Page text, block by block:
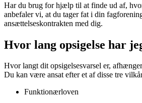
Har du brug for hjælp til at finde ud af,
anbefaler vi, at du tager fat i din
ansættelseskontrakten med dig.
Hvor lang opsigelse har
Hvor langt dit opsigelsesvarsel er,
Du kan være ansat efter et af disse tre
Funktionærloven